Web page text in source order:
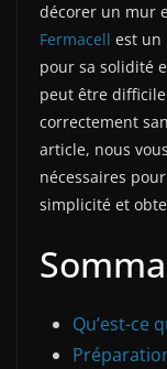
décorer un mur
Fermacell est un
pour sa solidité
peut être
correctement
article, nous
nécessaires
simplicité et
Qu’est-ce